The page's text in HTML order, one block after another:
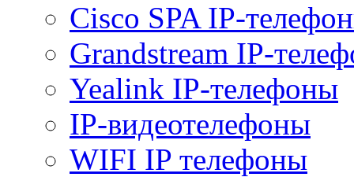
Cisco SPA IP-
Grandstream IP-
Yealink IP-телефоны
IP-видеотелефоны
WIFI IP телефоны